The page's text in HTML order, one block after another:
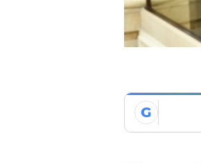
G